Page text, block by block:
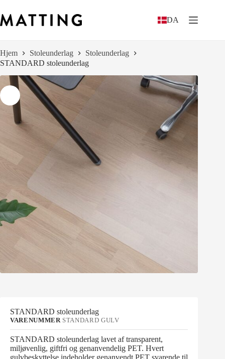
til
indhold
DA
Hjem Stoleunderlag
Stoleunderlag
STANDARD stoleunderlag
STANDARD stoleunderlag
VARENUMMER STANDARD GULV
STANDARD stoleunderlag lavet af transparent,
miljøvenlig, giftfri og genanvendelig PET. Hvert
gulvbeskyttelse indeholder genanvendt PET svarende til